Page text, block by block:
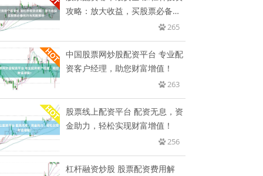
攻略：放大收益，买股票必备技
265
中国股票网炒股配资平台 专业配
资客户经理，助您财富增值！
263
股票线上配资平台 配资无息，资
金助力，轻松实现财富增值！
256
杠杆融资炒股 股票配资费用解